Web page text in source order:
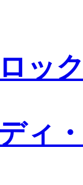
ッ
ィ